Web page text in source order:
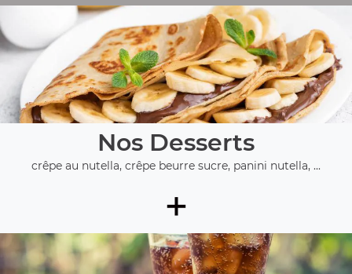
Nos Desserts
crêpe au nutella, crêpe beurre sucre, panini nutella, ...
+